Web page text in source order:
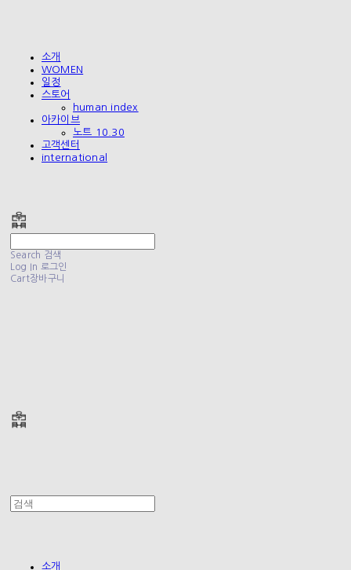
소개
WOMEN
일정
스토어
human index
아카이브
노트 10.30
고객센터
international
Search 검색
Log In 로그인
Cart장바구니
소개